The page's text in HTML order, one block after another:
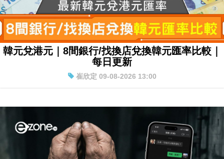
韓元兌港元｜8間銀行/找換店兌換韓元匯率比較｜
每日更新
崔欣定 09-08-2026 13:00